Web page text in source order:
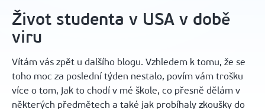
Život studenta v USA v době
viru
Vítám vás zpět u dalšího blogu. Vzhledem k tomu, že se
toho moc za poslední týden nestalo, povím vám trošku
více o tom, jak to chodí v mé škole, co přesně dělám v
některých předmětech a také jak probíhaly zkoušky do